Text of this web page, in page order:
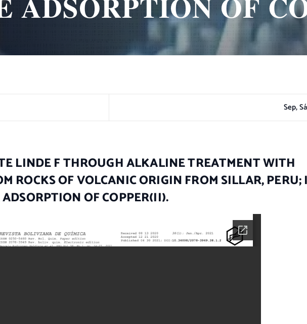
Sep,
LINDE F THROUGH ALKALINE TREATMENT WITH
ROCKS OF VOLCANIC ORIGIN FROM SILLAR, PERU;
OF COPPER(II).